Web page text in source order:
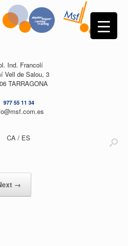
Ind. Francolí
Vell de Salou, 3
TARRAGONA
977 55 11 34
CA / ES
→